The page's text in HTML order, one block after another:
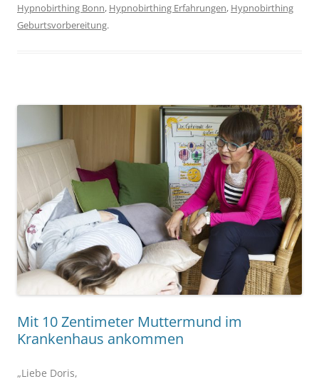
Hypnobirthing Bonn, Hypnobirthing Erfahrungen, Hypnobirthing
Geburtsvorbereitung.
Mit 10 Zentimeter Muttermund im
Krankenhaus ankommen
„Liebe Doris,